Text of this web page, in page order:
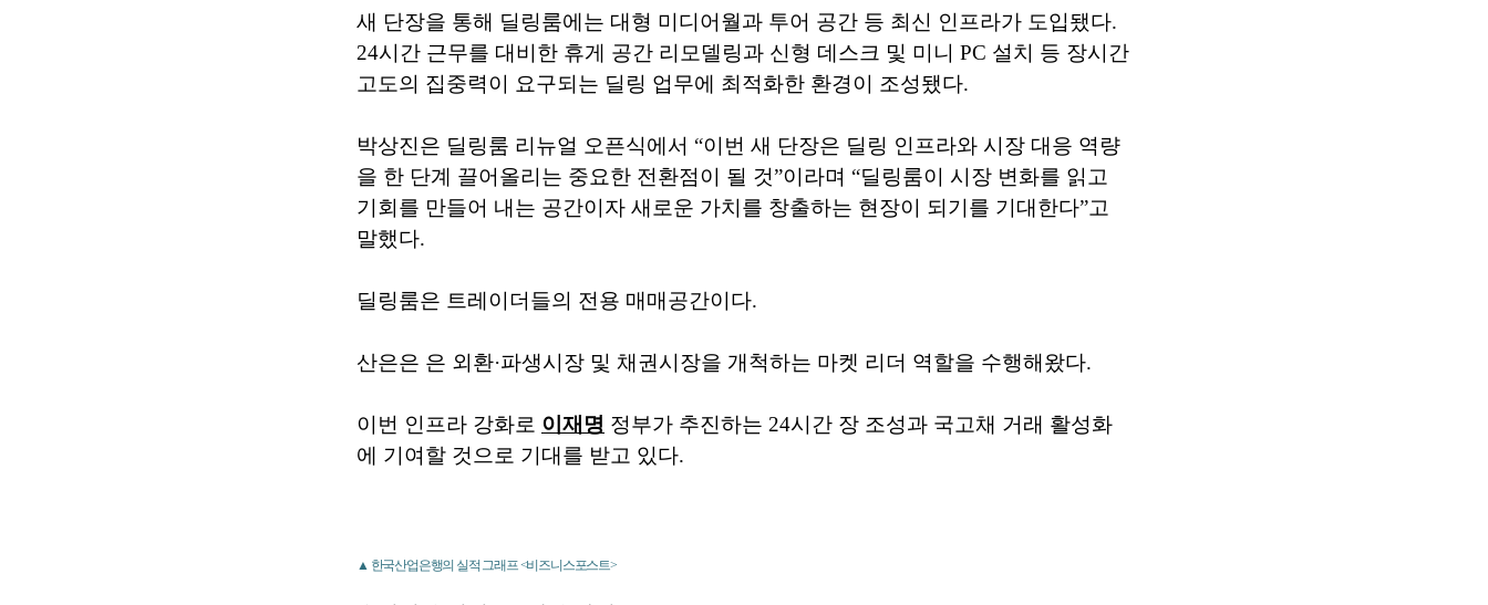
새 단장을 통해 딜링룸에는 대형 미디어월과 투어 공간 등 최신 인프라가 도입됐다.
24시간 근무를 대비한 휴게 공간 리모델링과 신형 데스크 및 미니 PC 설치 등 장시간
고도의 집중력이 요구되는 딜링 업무에 최적화한 환경이 조성됐다.
박상진은 딜링룸 리뉴얼 오픈식에서 “이번 새 단장은 딜링 인프라와 시장 대응 역량
을 한 단계 끌어올리는 중요한 전환점이 될 것”이라며 “딜링룸이 시장 변화를 읽고
기회를 만들어 내는 공간이자 새로운 가치를 창출하는 현장이 되기를 기대한다”고
말했다.
딜링룸은 트레이더들의 전용 매매공간이다.
산은은 은 외환·파생시장 및 채권시장을 개척하는 마켓 리더 역할을 수행해왔다.
이번 인프라 강화로 이재명 정부가 추진하는 24시간 장 조성과 국고채 거래 활성화
에 기여할 것으로 기대를 받고 있다.
▲ 한국산업은행의 실적 그래프 <비즈니스포스트>